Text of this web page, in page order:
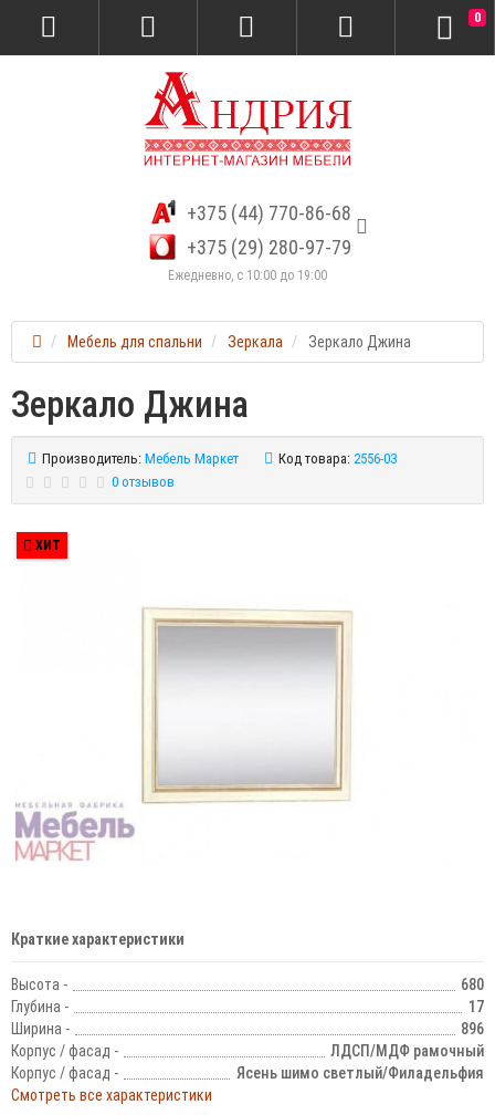
+375 (44) 770-86-68
+375 (29) 280-97-79
Ежедневно, с 10:00 до 19:00
0
Мебель для спальни Зеркала Зеркало Джина
Зеркало Джина
Производитель: Мебель Маркет Код товара: 2556-03
0 отзывов
ХИТ
Краткие характеристики
Высота -
680
Глубина -
17
Ширина -
896
Корпус / фасад -
ЛДСП/МДФ рамочный
Корпус / фасад -
Ясень шимо светлый/Филадельфия
Смотреть все характеристики